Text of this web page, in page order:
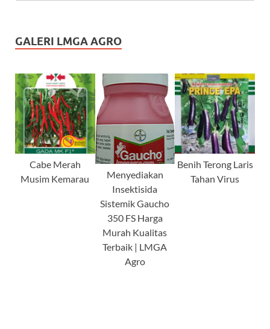
GALERI LMGA AGRO
Cabe Merah
Musim Kemarau
Menyediakan
Insektisida
Sistemik Gaucho
350 FS Harga
Murah Kualitas
Terbaik | LMGA
Agro
Benih Terong Laris
Tahan Virus